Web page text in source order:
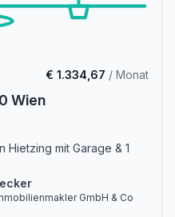
€ 1.334,67 / Monat
Wien
Hietzing mit Garage & 1
GmbH & Co